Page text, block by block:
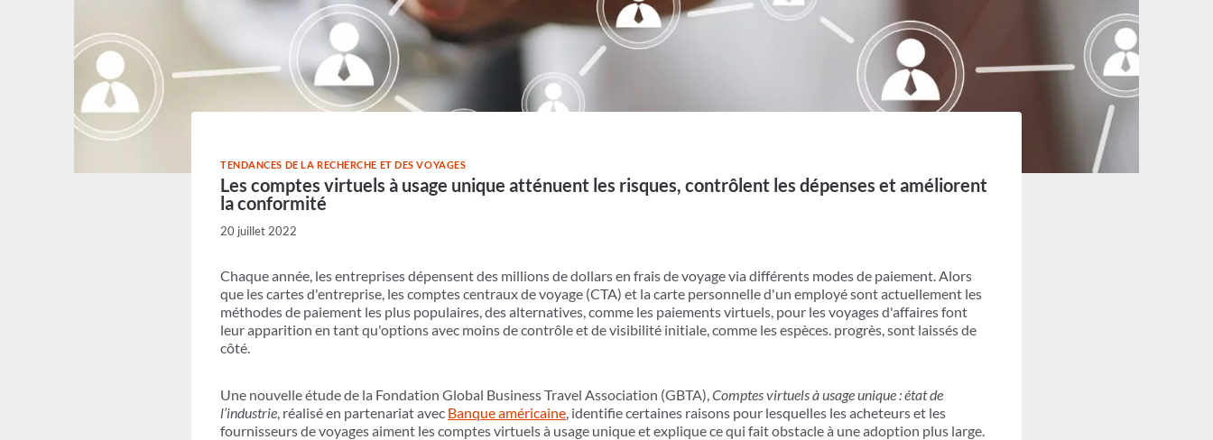
TENDANCES DE LA RECHERCHE ET DES VOYAGES
Les comptes virtuels à usage unique atténuent les risques, contrôlent les dépenses et améliorent
la conformité
20 juillet 2022
Chaque année, les entreprises dépensent des millions de dollars en frais de voyage via différents modes de paiement. Alors
que les cartes d'entreprise, les comptes centraux de voyage (CTA) et la carte personnelle d'un employé sont actuellement les
méthodes de paiement les plus populaires, des alternatives, comme les paiements virtuels, pour les voyages d'affaires font
leur apparition en tant qu'options avec moins de contrôle et de visibilité initiale, comme les espèces. progrès, sont laissés de
côté.
Une nouvelle étude de la Fondation Global Business Travel Association (GBTA),Comptes virtuels à usage unique : état de
l’industrie, réalisé en partenariat avec Banque américaine, identifie certaines raisons pour lesquelles les acheteurs et les
fournisseurs de voyages aiment les comptes virtuels à usage unique et explique ce qui fait obstacle à une adoption plus large.